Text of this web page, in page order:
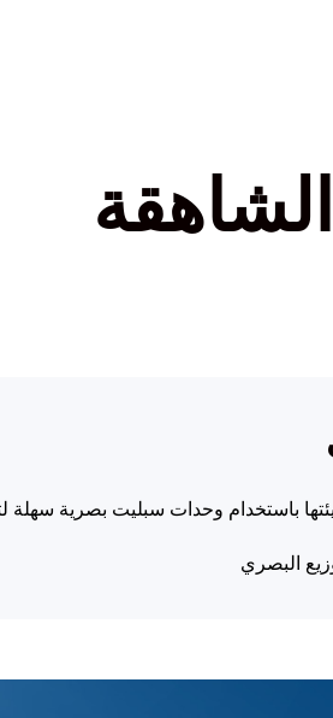
باستخدام وحدات سبليت بصرية سهلة